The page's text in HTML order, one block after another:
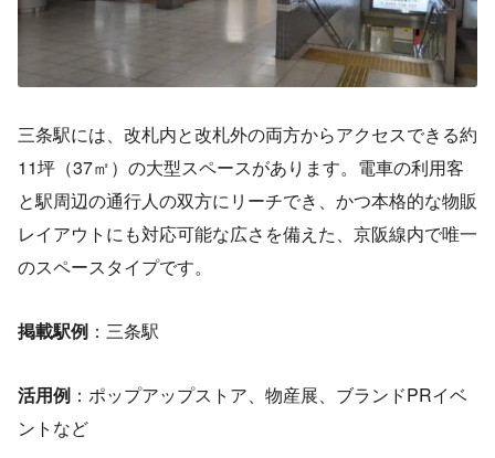
三条駅には、改札内と改札外の両方からアクセスできる約
11坪（37㎡）の大型スペースがあります。電車の利用客
と駅周辺の通行人の双方にリーチでき、かつ本格的な物販
レイアウトにも対応可能な広さを備えた、京阪線内で唯一
のスペースタイプです。
掲載駅例 ：三条駅
活用例 ：ポップアップストア、物産展、ブランドPRイベ
ントなど